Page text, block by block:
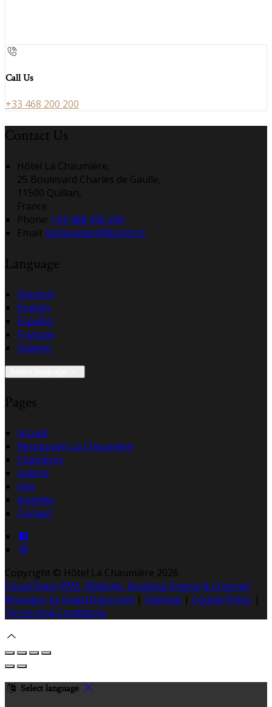
Call Us
+33 468 200 200
Contact Us
Hôtel La Chaumière,
25 Boulevard Charles de Gaulle,
11500 Quillan,
France
Phone: +33 468 200 200
Email: lachaumiere@pyren.fr
Language
Deutsch
English
Español
Français
Italiano
Pages
Accueil
Restaurant La Chaumière
Chambres
Galerie
Avis
Activités
Contact
Copyright © Hôtel La Chaumière 2026
Cloud Diary PMS, Website, Booking Engine & Channel
Manager by GuestDiary.com | Sitemap | Cookie Policy |
Terms And Conditions
Select language